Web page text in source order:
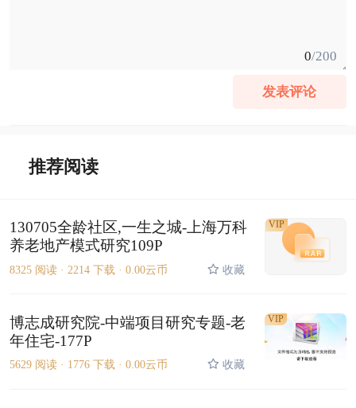
0/200
发表评论
推荐阅读
130705全龄社区,一生之城-上海万科
养老地产模式研究109P
8325 阅读 · 2214 下载 · 0.00云币 收藏
VIP
博志成研究院-中端项目研究专题-老
年住宅-177P
5629 阅读 · 1776 下载 · 0.00云币 收藏
VIP